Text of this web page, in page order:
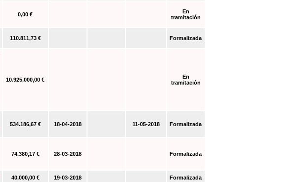
0,00 €
En
tramitación
110.811,73 € Formalizada
10.925.000,00 €
En
tramitación
534.186,67 € 18-04-2018 11-05-2018 Formalizada
74.380,17 € 28-03-2018 Formalizada
40.000,00 € 19-03-2018 Formalizada